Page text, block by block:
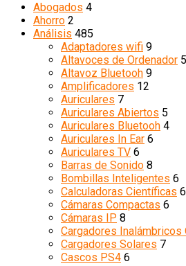
Abogados 4
Ahorro 2
Análisis 485
Adaptadores wifi 9
Altavoces de Ordenador 5
Altavoz Bluetooh 9
Amplificadores 12
Auriculares 7
Auriculares Abiertos 5
Auriculares Bluetooh 4
Auriculares In Ear 6
Auriculares TV 6
Barras de Sonido 8
Bombillas Inteligentes 6
Calculadoras Científicas 6
Cámaras Compactas 6
Cámaras IP 8
Cargadores Inalámbricos
Cargadores Solares 7
Cascos PS4 6